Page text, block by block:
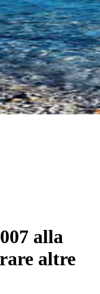
alla
altre